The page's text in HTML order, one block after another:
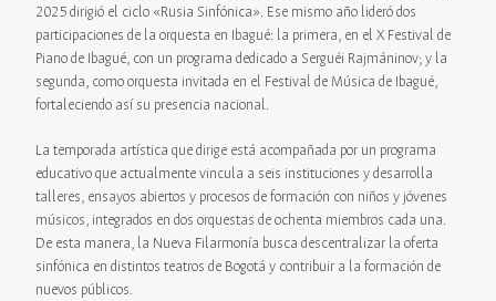
2025 dirigió el ciclo «Rusia Sinfónica». Ese mismo año lideró dos
participaciones de la orquesta en Ibagué: la primera, en el X Festival de
Piano de Ibagué, con un programa dedicado a Serguéi Rajmáninov; y la
segunda, como orquesta invitada en el Festival de Música de Ibagué,
fortaleciendo así su presencia nacional.
La temporada artística que dirige está acompañada por un programa
educativo que actualmente vincula a seis instituciones y desarrolla
talleres, ensayos abiertos y procesos de formación con niños y jóvenes
músicos, integrados en dos orquestas de ochenta miembros cada una.
De esta manera, la Nueva Filarmonía busca descentralizar la oferta
sinfónica en distintos teatros de Bogotá y contribuir a la formación de
nuevos públicos.